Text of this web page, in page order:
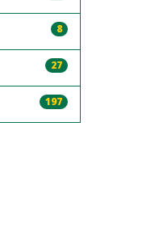
8
27
197